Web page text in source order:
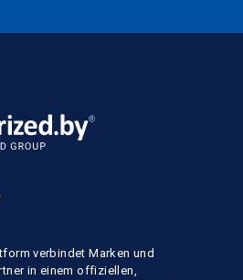
verbindet Marken und
in einem offiziellen,